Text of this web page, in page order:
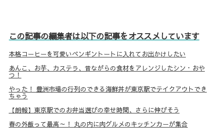
この記事の編集者は以下の記事をオススメしています
本格コーヒーを可愛いペンギントートに入れてお出かけしたい
あんこ、お芋、カステラ、昔ながらの食材をアレンジしたシン・おや
つ！
やった！ 豊洲市場の行列のできる海鮮丼が東京駅でテイクアウトでき
ちゃう
【朗報】東京駅でのお弁当選びの幸せ時間、さらに伸びそう
春の外飯って最高～！ 丸の内に肉グルメのキッチンカーが集合